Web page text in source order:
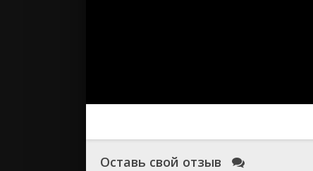
Оставь свой отзыв